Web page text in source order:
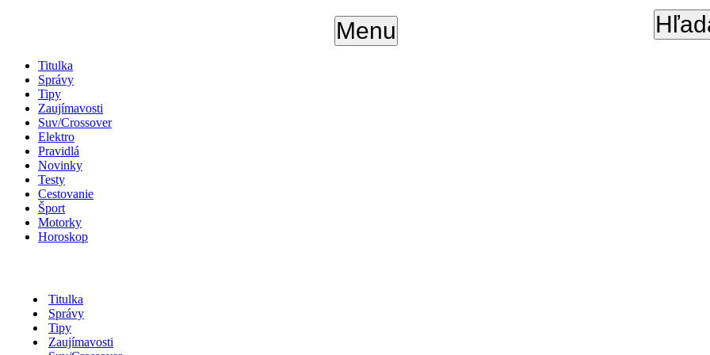
Menu
Titulka
Správy
Tipy
Zaujímavosti
Suv/Crossover
Elektro
Pravidlá
Novinky
Testy
Cestovanie
Šport
Motorky
Horoskop
Titulka
Správy
Tipy
Zaujímavosti